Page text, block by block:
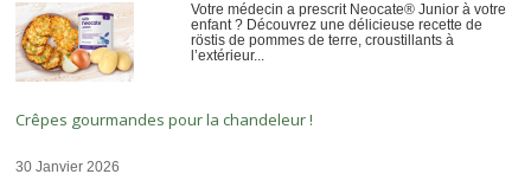
Votre médecin a prescrit Neocate® Junior à votre
enfant ? Découvrez une délicieuse recette de
röstis de pommes de terre, croustillants à
l’extérieur...
Crêpes gourmandes pour la chandeleur !
30 Janvier 2026